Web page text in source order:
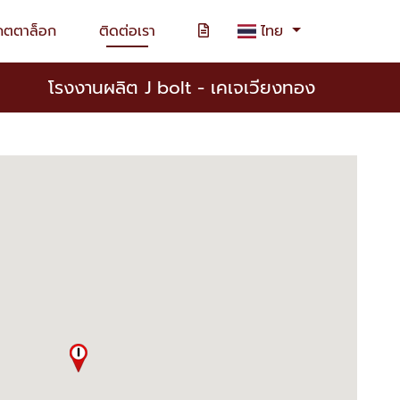
ตตาล็อก ติดต่อเรา ไทย
โรงงานผลิต J bolt - เคเจเวียงทอง